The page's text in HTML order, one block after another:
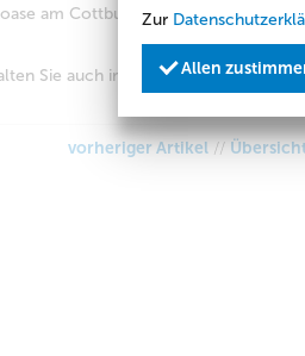
am Cottbus Amtsteich und bei
Sie auch im Foyer der Stadtwerke
vorheriger Artikel //
Zur
Allen